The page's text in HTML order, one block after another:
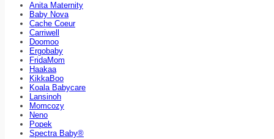
Anita Maternity
Baby Nova
Cache Coeur
Carriwell
Doomoo
Ergobaby
FridaMom
Haakaa
KikkaBoo
Koala Babycare
Lansinoh
Momcozy
Neno
Popek
Spectra Baby®